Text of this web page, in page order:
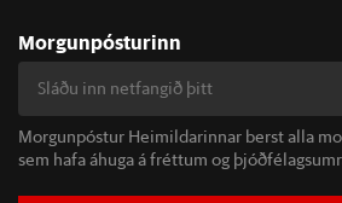
Morgunpósturinn
Morgunpóstur Heimildarinnar berst alla
sem hafa áhuga á fréttum og